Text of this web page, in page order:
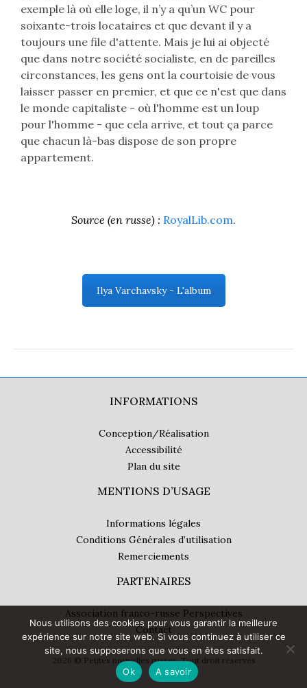
exemple là où elle loge, il n’y a qu’un WC pour
soixante-trois locataires et que devant il y a
toujours une file d'attente. Mais je lui ai objecté
que dans notre société socialiste, en de pareilles
circonstances, les gens ont la courtoisie de vous
laisser passer en premier, et que ce n'est que dans
le monde capitaliste - où l'homme est un loup
pour l'homme - que cela arrive, et tout ça parce
que chacun là-bas dispose de son propre
appartement.
Source (en russe) : RoyalLib.com.
Ilya Varchavsky - L'album
INFORMATIONS
Conception/Réalisation
Accessibilité
Plan du site
MENTIONS D’USAGE
Informations légales
Conditions Générales d’utilisation
Remerciements
PARTENAIRES
Association franco-russe Perspectives
Contact
2026 © Petites nouvelles russes. Tout droit réservés
Nous utilisons des cookies pour vous garantir la meilleure
expérience sur notre site web. Si vous continuez à utiliser ce
site, nous supposerons que vous en êtes satisfait.
Ok
A savoir